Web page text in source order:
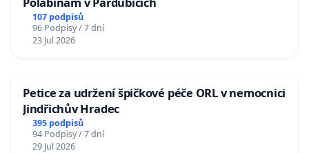
107 podpisů
96 Podpisy / 7 dní
23 Jul 2026
Petice za udržení špičkové péče ORL v nemocnici
Jindřichův Hradec
395 podpisů
94 Podpisy / 7 dní
29 Jul 2026